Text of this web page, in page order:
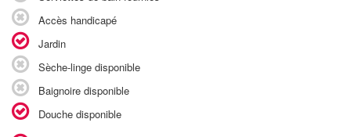
Accès handicapé
Jardin
Sèche-linge disponible
Baignoire disponible
Douche disponible